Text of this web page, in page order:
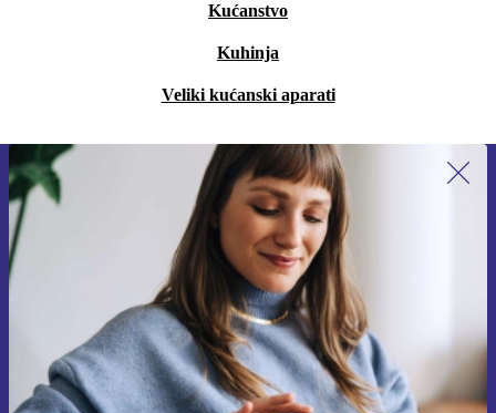
Kućanstvo
Kuhinja
Veliki kućanski aparati
Prijavi se na newsletter!
Nikad više ne propusti ponudu.
Zatraži kupon
Informacije o korištenju osobnih podataka možeš pronaći u našim